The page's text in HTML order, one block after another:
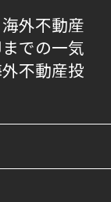
外不動産
での一気
不動産投